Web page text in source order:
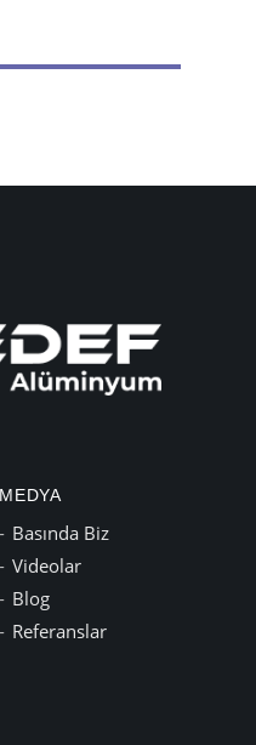
MEDYA
Basında Biz
Videolar
Blog
Referanslar